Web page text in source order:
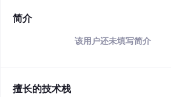
简介
该用户还未填写简介
擅长的技术栈